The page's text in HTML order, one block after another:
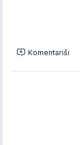
Komentariši